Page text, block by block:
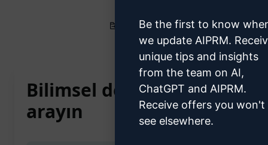
Home / Yapay Zeka İpuçları /
Bilimsel dergi başlıklarına
arayın
Be the first to know
we update AIPRM.
unique tips and insights
from the team on AI,
ChatGPT and AIPRM.
Receive offers you won't
see elsewhere.